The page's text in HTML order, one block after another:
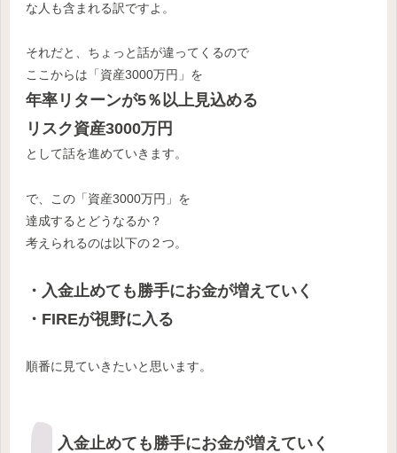
な人も含まれる訳ですよ。
それだと、ちょっと話が違ってくるので
ここからは「資産3000万円」を
年率リターンが5％以上見込める
リスク資産3000万 円
として話を進めていきます。
で、この「資産3000万円」を
達成するとどうなるか？
考えられるのは以下の２つ。
・入金止めても勝手にお金が増えていく
・FIREが視野に入る
順番に見ていきたいと思います。
入金止めても勝手にお金が増えていく